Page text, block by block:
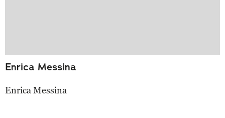
Enrica Messina
Enrica Messina